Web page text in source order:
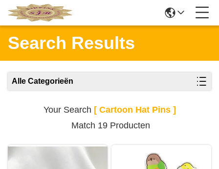
Search Results
Alle Categorieën
Your Search [ Cartoon Hat Pins ]
Match 19 Producten